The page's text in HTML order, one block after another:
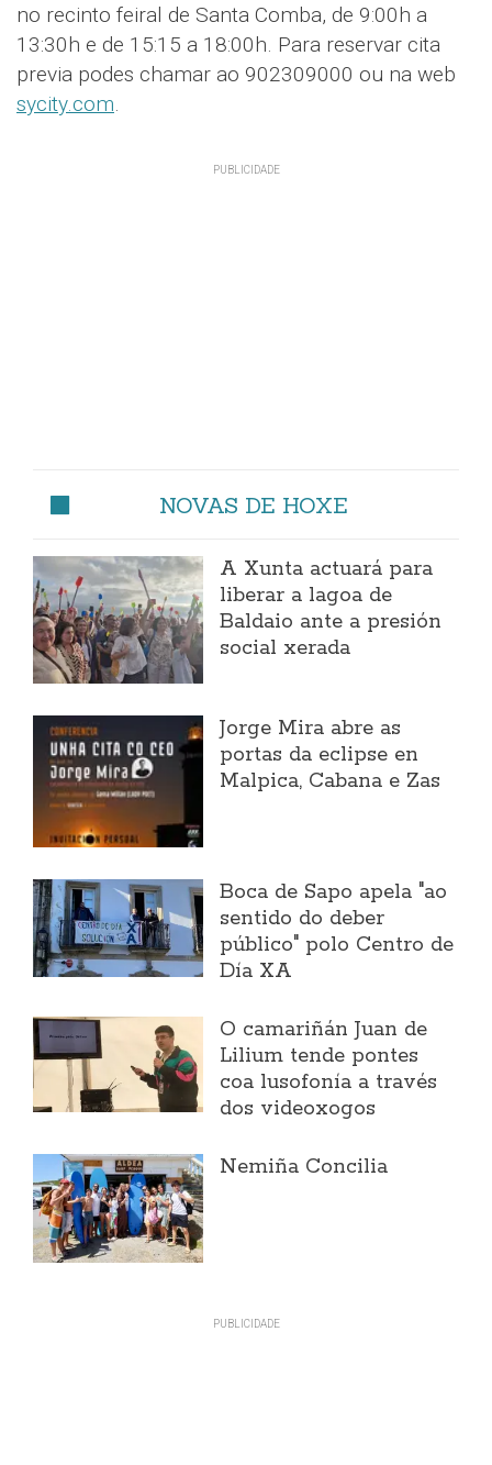
no recinto feiral de Santa Comba, de 9:00h a
13:30h e de 15:15 a 18:00h. Para reservar cita
previa podes chamar ao 902309000 ou na web
sycity.com.
NOVAS DE HOXE
A Xunta actuará para
liberar a lagoa de
Baldaio ante a presión
social xerada
Jorge Mira abre as
portas da eclipse en
Malpica, Cabana e Zas
Boca de Sapo apela "ao
sentido do deber
público" polo Centro de
Día XA
O camariñán Juan de
Lilium tende pontes
coa lusofonía a través
dos videoxogos
Nemiña Concilia